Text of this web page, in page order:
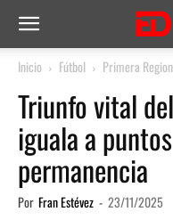
Inicio Fútbol Primera
Triunfo vital
iguala a
permanencia
Por Fran Estévez - 23/11/2025